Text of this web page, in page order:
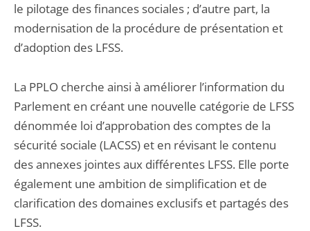
le pilotage des finances sociales ; d’autre part, la
modernisation de la procédure de présentation et
d’adoption des LFSS.
La PPLO cherche ainsi à améliorer l’information du
Parlement en créant une nouvelle catégorie de LFSS
dénommée loi d’approbation des comptes de la
sécurité sociale (LACSS) et en révisant le contenu
des annexes jointes aux différentes LFSS. Elle porte
également une ambition de simplification et de
clarification des domaines exclusifs et partagés des
LFSS.